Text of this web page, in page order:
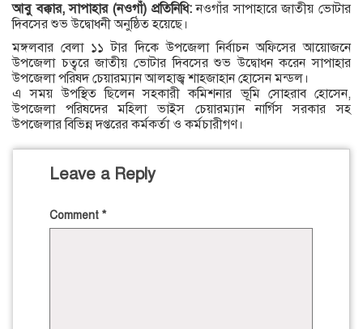
আবু বক্কার, সাপাহার (নওগাঁ) প্রতিনিধি:নওগাঁর সাপাহারে জাতীয় ভোটার
দিবসের শুভ উদ্বোধনী অনুষ্ঠিত হয়েছে।
মঙ্গলবার বেলা ১১ টার দিকে উপজেলা নির্বাচন অফিসের আয়োজনে
উপজেলা চত্বরে জাতীয় ভোটার দিবসের শুভ উদ্বোধন করেন সাপাহার
উপজেলা পরিষদ চেয়ারম্যান আলহাজ্ব শাহজাহান হোসেন মন্ডল।
এ সময় উপস্থিত ছিলেন সহকারী কমিশনার ভূমি সোহরাব হোসেন,
উপজেলা পরিষদের মহিলা ভাইস চেয়ারম্যান নার্গিস সরকার সহ
উপজেলার বিভিন্ন দপ্তরের কর্মকর্তা ও কর্মচারীগণ।
Leave a Reply
Comment *